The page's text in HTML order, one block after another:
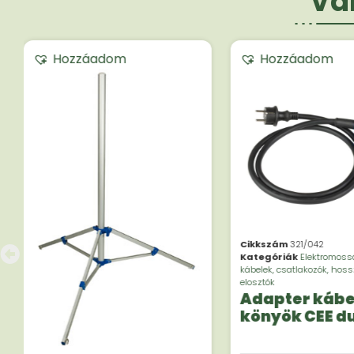
Hozzáadom Hozzáadom
Cikkszám321/042
Kategóriák
kábelek, csatlakozók,
elosztók
Adapter
könyök CEE